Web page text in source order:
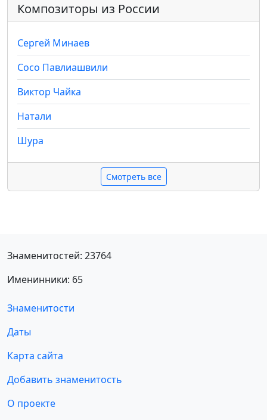
Композиторы из России
Сергей Минаев
Сосо Павлиашвили
Виктор Чайка
Натали
Шура
Смотреть все
Знаменитостей: 23764
Именинники: 65
Знаменитости
Даты
Карта сайта
Добавить знаменитость
О проекте